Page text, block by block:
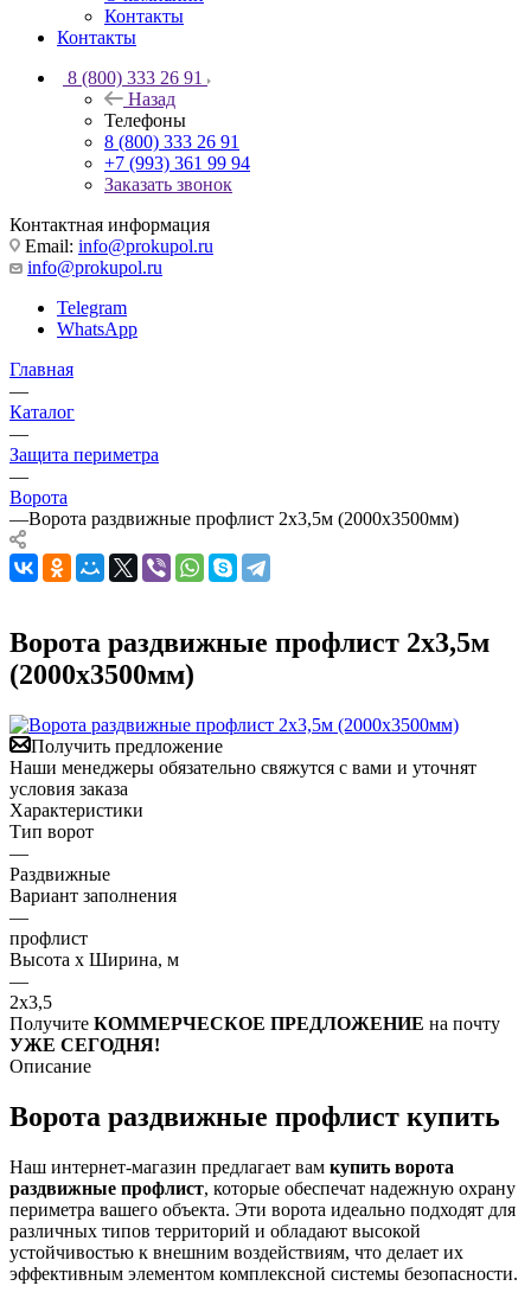
Контакты
Контакты
8 (800) 333 26 91
Назад
Телефоны
8 (800) 333 26 91
+7 (993) 361 99 94
Заказать звонок
Контактная информация
Email: info@prokupol.ru
info@prokupol.ru
Telegram
WhatsApp
Главная
—
Каталог
—
Защита периметра
—
Ворота
—Ворота раздвижные профлист 2х3,5м (2000х3500мм)
Ворота раздвижные профлист 2х3,5м
(2000х3500мм)
Получить предложение
Наши менеджеры обязательно свяжутся с вами и уточнят
условия заказа
Характеристики
Тип ворот
—
Раздвижные
Вариант заполнения
—
профлист
Высота х Ширина, м
—
2х3,5
Получите КОММЕРЧЕСКОЕ ПРЕДЛОЖЕНИЕ на почту
УЖЕ СЕГОДНЯ!
Описание
Ворота раздвижные профлист купить
Наш интернет-магазин предлагает вам купить ворота
раздвижные профлист, которые обеспечат надежную охрану
периметра вашего объекта. Эти ворота идеально подходят для
различных типов территорий и обладают высокой
устойчивостью к внешним воздействиям, что делает их
эффективным элементом комплексной системы безопасности.